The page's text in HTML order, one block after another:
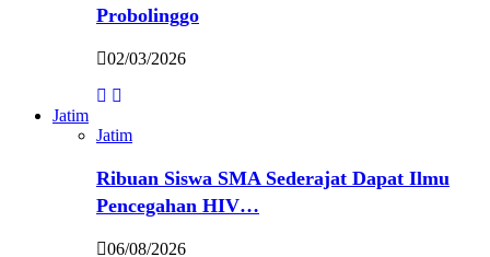
Probolinggo
02/03/2026
Jatim
Jatim
Ribuan Siswa SMA Sederajat Dapat Ilmu
Pencegahan HIV…
06/08/2026